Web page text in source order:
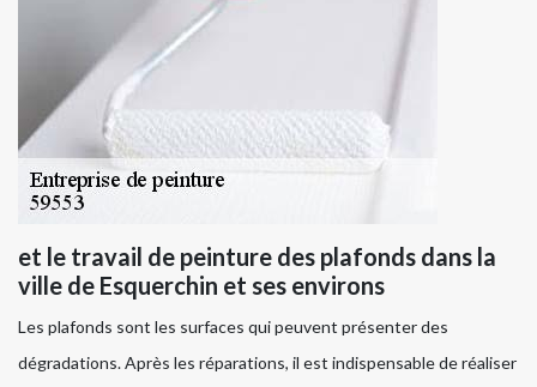
et le travail de peinture des plafonds dans la
ville de Esquerchin et ses environs
Les plafonds sont les surfaces qui peuvent présenter des
dégradations. Après les réparations, il est indispensable de réaliser